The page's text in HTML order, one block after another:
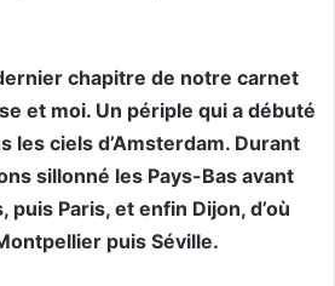
chapitre de notre carnet
et moi. Un périple qui a débuté
les ciels d’Amsterdam. Durant
sillonné les Pays-Bas avant
Paris, et enfin Dijon, d’où
puis Séville.